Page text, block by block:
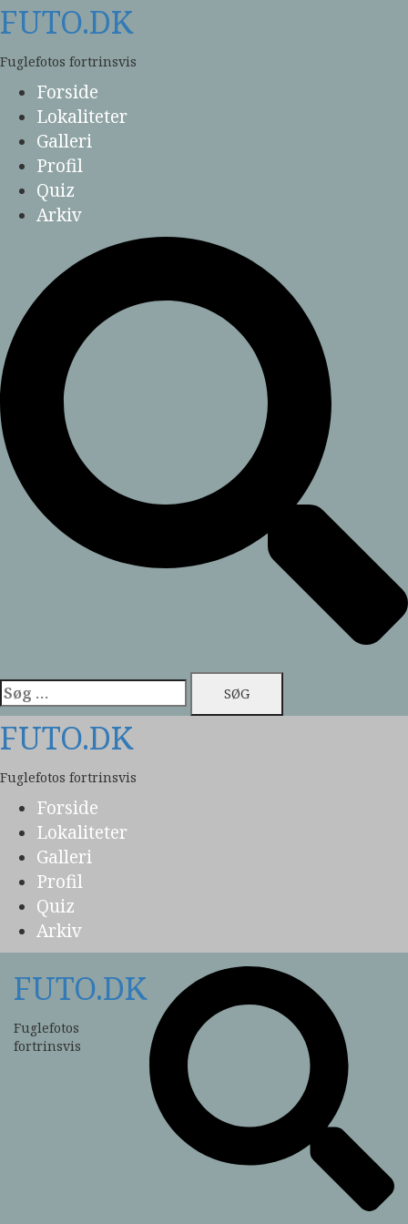
Skip
to
content
FUTO.DK
Fuglefotos fortrinsvis
Forside
Lokaliteter
Galleri
Profil
Quiz
Arkiv
Søg
efter:
FUTO.DK
Fuglefotos fortrinsvis
Forside
Lokaliteter
Galleri
Profil
Quiz
Arkiv
FUTO.DK
Fuglefotos
fortrinsvis